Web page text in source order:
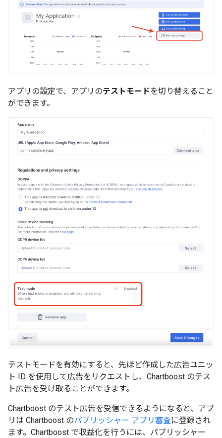
アプリの設定で、アプリのテストモードを切り替えること
ができます。
テストモードを有効にすると、先ほど作成した広告ユニッ
ト ID を使用して広告をリクエストし、Chartboost のテス
ト広告を受け取ることができます。
Chartboost のテスト広告を受信できるようになると、アプ
リは Chartboost のパブリッシャー アプリ審査に登録され
ます。Chartboost で収益化を行うには、パブリッシャー